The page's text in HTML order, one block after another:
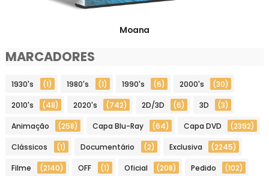
Moana
MARCADORES
1930's (1) 1980's (1) 1990's (6) 2000's (30)
2010's (48) 2020's (742) 2D/3D (6) 3D (3)
Animação (258) Capa Blu-Ray (64) Capa DVD (2392)
Clássicos (1) Documentário (2) Exclusiva (2245)
Filme (2140) OFF (1) Oficial (208) Pedido (102)